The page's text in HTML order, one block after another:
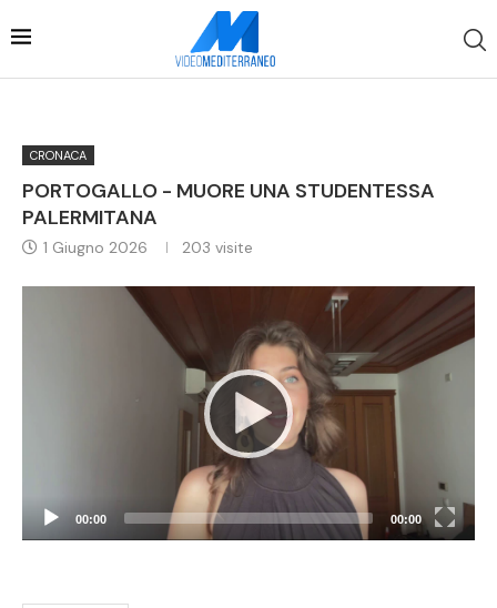
CRONACA
PORTOGALLO - MUORE UNA STUDENTESSA
PALERMITANA
1 Giugno 2026 203 visite
Player
00:00 00:00